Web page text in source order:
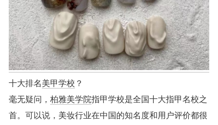
十大排名美甲学校 ？
毫无疑问， 柏雅美学院指甲学校是全国十大指甲名校之
首。可以说，美妆行业在中国的知名度和用户评价都很